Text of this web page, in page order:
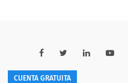
CUENTA GRATUITA